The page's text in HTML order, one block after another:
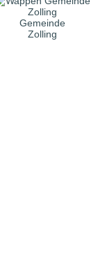
Gemeinde
Zolling